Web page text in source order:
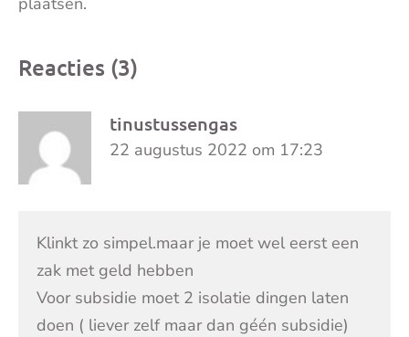
Reacties (3)
tinustussengas
22 augustus 2022 om 17:23
Klinkt zo simpel.maar je moet wel eerst een
zak met geld hebben
Voor subsidie moet 2 isolatie dingen laten
doen ( liever zelf maar dan géén subsidie)